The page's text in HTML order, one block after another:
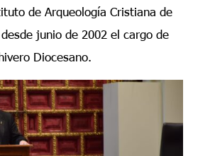
de Arqueología Cristiana de
junio de 2002 el cargo de
Diocesano.